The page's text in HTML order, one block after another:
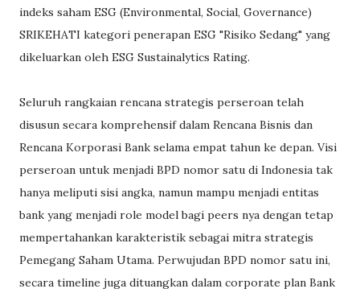
indeks saham ESG (Environmental, Social, Governance)
SRIKEHATI kategori penerapan ESG "Risiko Sedang" yang
dikeluarkan oleh ESG Sustainalytics Rating.
Seluruh rangkaian rencana strategis perseroan telah
disusun secara komprehensif dalam Rencana Bisnis dan
Rencana Korporasi Bank selama empat tahun ke depan. Visi
perseroan untuk menjadi BPD nomor satu di Indonesia tak
hanya meliputi sisi angka, namun mampu menjadi entitas
bank yang menjadi role model bagi peers nya dengan tetap
mempertahankan karakteristik sebagai mitra strategis
Pemegang Saham Utama. Perwujudan BPD nomor satu ini,
secara timeline juga dituangkan dalam corporate plan Bank